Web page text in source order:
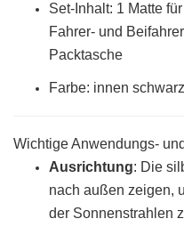
Set-Inhalt: 1 Matte
Fahrer- und
Packtasche
Farbe: innen
Wichtige Anwendungs-
Ausrichtung: Die
nach außen zeigen,
der Sonnenstrahlen